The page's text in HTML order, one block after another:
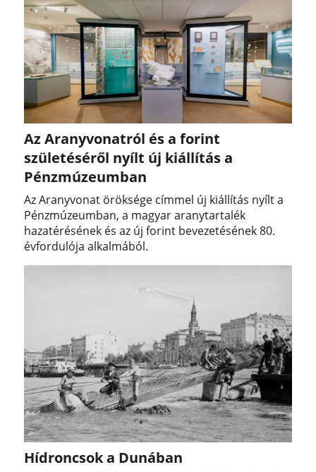
Az Aranyvonatról és a forint
születéséről nyílt új kiállítás a
Pénzmúzeumban
Az Aranyvonat öröksége címmel új kiállítás nyílt a
Pénzmúzeumban, a magyar aranytartalék
hazatérésének és az új forint bevezetésének 80.
évfordulója alkalmából.
Hídroncsok a Dunában